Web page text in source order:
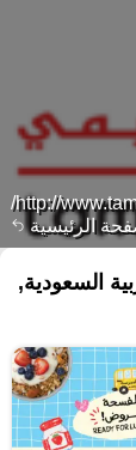
الرئيسية
http://
السعودية,